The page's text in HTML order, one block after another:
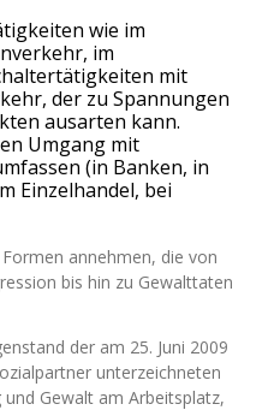
wie im
im
mit
der zu Spannungen
ausarten kann.
Umgang mit
(in Banken, in
Einzelhandel, bei
annehmen, die von
bis hin zu Gewalttaten
der am 25. Juni 2009
unterzeichneten
Gewalt am Arbeitsplatz,